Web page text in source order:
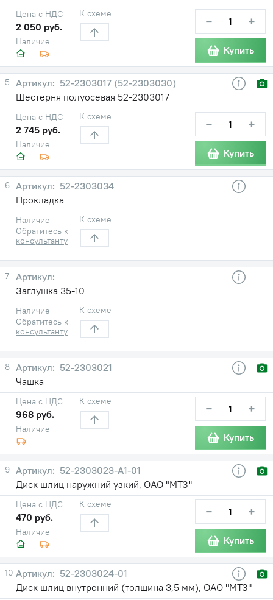
Наличие
Цена с НДС
2 050 руб.
К схеме − +
Купить
5
52-2303017 (52-2303030)
Шестерня полуосевая 52-2303017
Наличие
Цена с НДС
2 745 руб.
К схеме − +
Купить
6
52-2303034
Прокладка
Наличие
Обратитесь к
консультанту
К схеме
7
Заглушка 35-10
Наличие
Обратитесь к
консультанту
К схеме
8
52-2303021
Чашка
Наличие
Цена с НДС
968 руб.
К схеме − +
Купить
9
52-2303023-А1-01
Диск шлиц наружний узкий, ОАО "МТЗ"
Наличие
Цена с НДС
470 руб.
К схеме − +
Купить
10
52-2303024-01
Диск шлиц внутренний (толщина 3,5 мм), ОАО "МТЗ"